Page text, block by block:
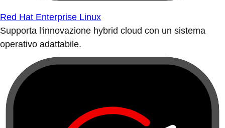
Red Hat Enterprise Linux
Supporta l'innovazione hybrid cloud con un sistema
operativo adattabile.